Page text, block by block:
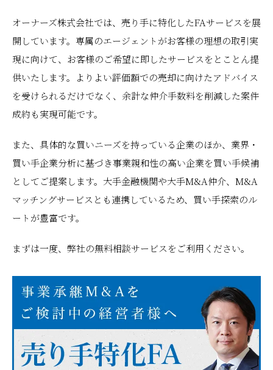
オーナーズ株式会社では、売り手に特化したFAサービスを展
開しています。専属のエージェントがお客様の理想の取引実
現に向けて、お客様のご希望に即したサービスをとことん提
供いたします。よりよい評価額での売却に向けたアドバイス
を受けられるだけでなく、余計な仲介手数料を削減した案件
成約も実現可能です。
また、具体的な買いニーズを持っている企業のほか、業界・
買い手企業分析に基づき事業親和性の高い企業を買い手候補
としてご提案します。大手金融機関や大手M&A仲介、M&A
マッチングサービスとも連携しているため、買い手探索のル
ートが豊富です。
まずは一度、弊社の無料相談サービスをご利用ください。